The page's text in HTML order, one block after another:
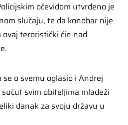
očevidom utvrđeno je
slučaju, te da konobar nije
teroristički čin nad
o svemu oglasio i Andrej
svim obiteljima mladeži
danak za svoju državu u